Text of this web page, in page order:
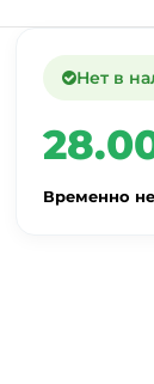
Нет в
Временно